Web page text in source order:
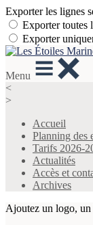
Exporter les lignes
Exporter toutes
Exporter
Menu
<
>
Accueil
Planning des
Tarifs 2026-
Actualités
Accès et
Archives
Ajoutez un logo, un